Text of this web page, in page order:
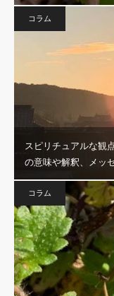
コラム
スピリチュアルな観
の意味や解釈、メッ
コラム